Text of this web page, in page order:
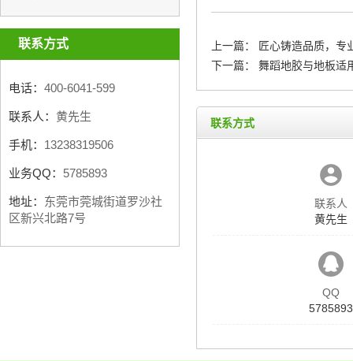
联系方式
电话： 400-6041-599
联系人： 黄先生
手机： 13238319506
业务QQ： 5785893
地址： 东莞市莞城街道罗沙社
区新兴北路7号
上一篇：
匠心铸造品质，
下一篇：
舞蹈地胶与地板适
联系方式
联系人
黄先生
QQ
5785893